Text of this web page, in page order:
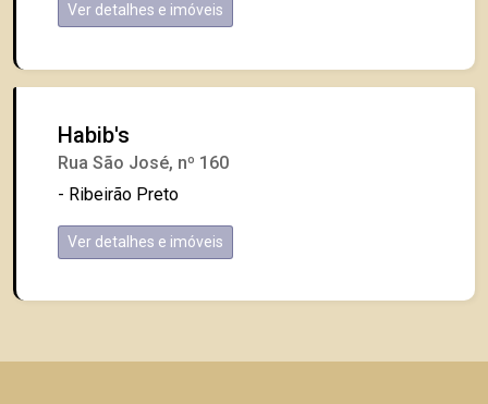
Ver detalhes e imóveis
Habib's
Rua São José, nº 160
- Ribeirão Preto
Ver detalhes e imóveis